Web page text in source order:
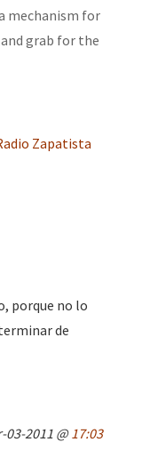
lutas pela
mechanism for
grab for the
Zapatista
porque no lo
de
2011 @17:03